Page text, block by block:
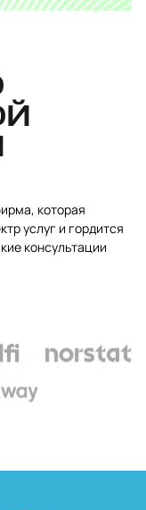
которая
услуг и гордится
консультации